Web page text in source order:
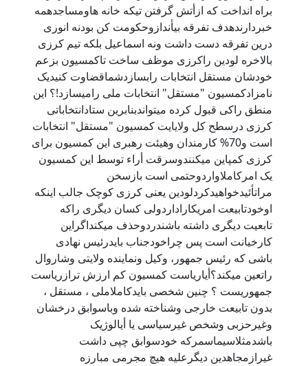
براه انداخت که ازأتش گرفتن تيکه خانه هاومساجدهمه
خبردارندهدف تفرقه بيأندازوحکومت کن بودنه انوری
درين تفرقه دست داشت ونه اسماعيل بلکه تيم کرزی
بالاخره لودين راکرزی موظف ساخت تاکمسيون بزعم
خودشان مستقل انتخابات رابسازدشماقضاوت کنيديک
نامزادکمسيون "مستقل" انتخابات ملی راميسازد!؟ اين
منطق راکی قبول کرده ميتواندبنابرين ستادانتخاباتی
کرزی درسطح کل ولايايت کمسيون "مستقل" انتخابات
است و70% کارمندان وهيئت رهبری اين کمسيون برای
کرزی کمپاين ميکنندوسرقت أراء توسط اين کمسيون
يک امرکاملاواردوحتمی است بازسخن
مراتأئيدخواهيدکردلودين يعنی کرزی کوچک جالب اينکه
اوخودتابيعت امريکاراداردولی کسان ديگری راکه
تابعيت ديگری داشته باشندردوحذف ميکنداگراين
کارخيانت است پس چراخودجناب بايدرئيس نهادی
باشی که رئيس جمهور، وکيل ونماينده ولايتی وشاروال
راتعين ميکند؟أيارياست کمسيون کم ارزش ترازرياست
جمهوريست ؟ چنين شخصی بايدکاملاملی ، مستقل ،
بدون تابيعت خارجی وشناخته شده وباسوابق درخشان
وغيرحزبی وشخص غيرسياسی يا أيالوژيک
باشدمثلاسيماسمرکه خودسوابق چپی داشت
غيرازمجاهدين ديگرعليه هيچ مجرمی مبارزه